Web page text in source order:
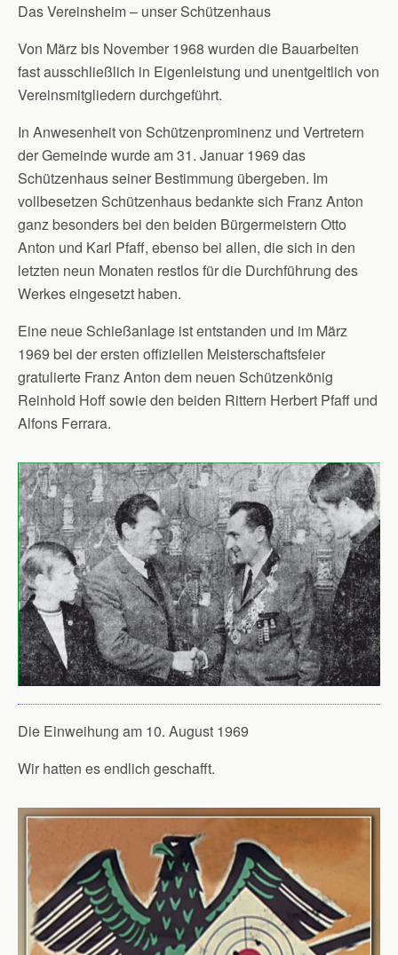
Das Vereinsheim – unser Schützenhaus
Von März bis November 1968 wurden die Bauarbeiten
fast ausschließlich in Eigenleistung und unentgeltlich von
Vereinsmitgliedern durchgeführt.
In Anwesenheit von Schützenprominenz und Vertretern
der Gemeinde wurde am 31. Januar 1969 das
Schützenhaus seiner Bestimmung übergeben. Im
vollbesetzen Schützenhaus bedankte sich Franz Anton
ganz besonders bei den beiden Bürgermeistern Otto
Anton und Karl Pfaff, ebenso bei allen, die sich in den
letzten neun Monaten restlos für die Durchführung des
Werkes eingesetzt haben.
Eine neue Schießanlage ist entstanden und im März
1969 bei der ersten offiziellen Meisterschaftsfeier
gratulierte Franz Anton dem neuen Schützenkönig
Reinhold Hoff sowie den beiden Rittern Herbert Pfaff und
Alfons Ferrara.
Die Einweihung am 10. August 1969
Wir hatten es endlich geschafft.